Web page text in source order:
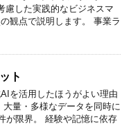
慮した実践的なビジネスマ
観点で説明します。 事業ラ
ト
を活用したほうがよい理由
量・多様なデータを同時に
が限界。 経験や記憶に依存